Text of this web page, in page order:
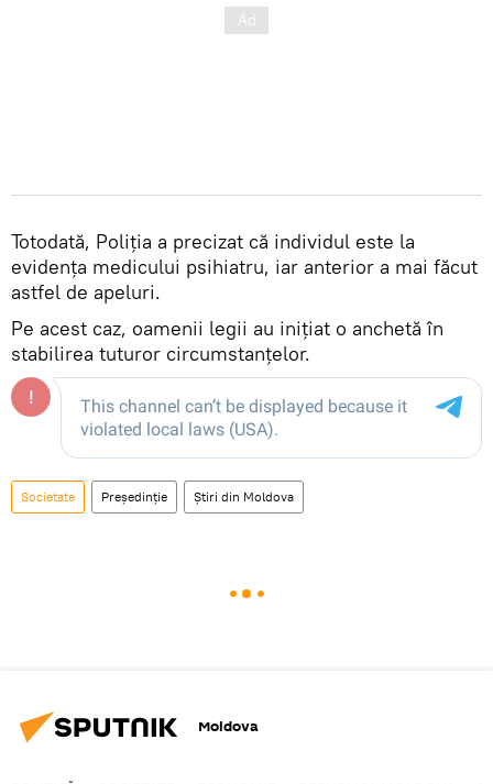
Totodată, Poliția a precizat că individul este la
evidența medicului psihiatru, iar anterior a mai făcut
astfel de apeluri.
Pe acest caz, oamenii legii au inițiat o anchetă în
stabilirea tuturor circumstanțelor.
Societate Președinție Știri din Moldova
Moldova